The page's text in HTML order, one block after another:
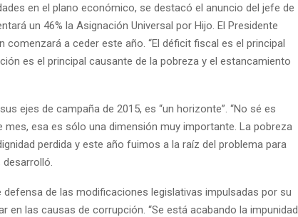
en el plano económico, se destacó el anuncio del jefe de
un 46% la Asignación Universal por Hijo. El Presidente
comenzará a ceder este año. “El déficit fiscal es el principal
es el principal causante de la pobreza y el estancamiento
ejes de campaña de 2015, es “un horizonte”. “No sé es
mes, esa es sólo una dimensión muy importante. La pobreza
perdida y este año fuimos a la raíz del problema para
de las modificaciones legislativas impulsadas por su
en las causas de corrupción. “Se está acabando la impunidad